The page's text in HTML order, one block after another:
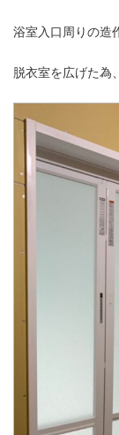
浴室入口周りの造
脱衣室を広げた為